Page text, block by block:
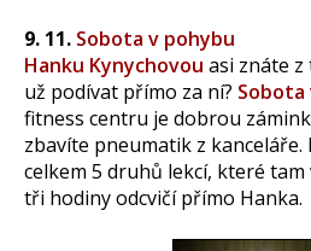
9. 11. Sobota v pohybu
Hanku Kynychovou asi znáte z
už podívat přímo za ní? Sobota
fitness centru je dobrou
zbavíte pneumatik z kanceláře.
celkem 5 druhů lekcí, které
tři hodiny odcvičí přímo Hanka.